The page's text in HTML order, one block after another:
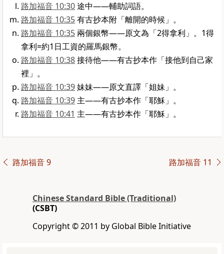
路加福音 10:30途中——輔助詞語。
路加福音 10:35有古抄本附「離開的時候」。
路加福音 10:35 兩個銀幣——原文為「2得拿利」。1得
拿利=約1日工資的羅馬銀幣。
路加福音 10:38接待他——有古抄本作「接他到自己家
裡」。
路加福音 10:39妹妹——原文直譯「姐妹」。
路加福音 10:39 主——有古抄本作「耶穌」。
路加福音 10:41 主——有古抄本作「耶穌」。
路加福音 9 路加福音 11
Chinese Standard Bible (Traditional)
(CSBT)
Copyright © 2011 by Global Bible Initiative